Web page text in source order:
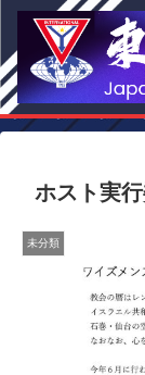
ホスト実
未分類